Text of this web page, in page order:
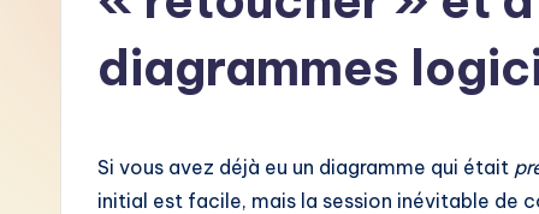
A
diagrammes
Si vous avez déjà eu un diagramme qui était
initial est facile, mais la session inévitable de